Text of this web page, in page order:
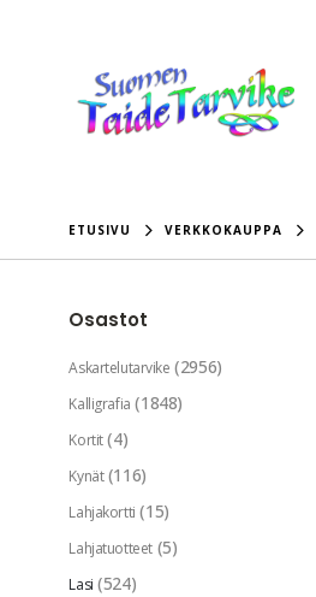
ETUSIVU VERKKOKAUPPA
Osastot
Askartelutarvike (2956)
Kalligrafia (1848)
Kortit (4)
Kynät (116)
Lahjakortti (15)
Lahjatuotteet (5)
Lasi (524)